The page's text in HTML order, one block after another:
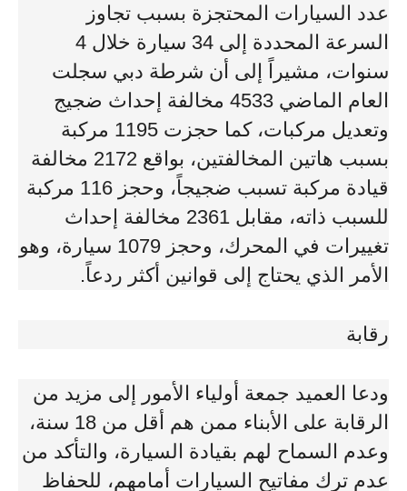
عدد السيارات المحتجزة بسبب تجاوز
السرعة المحددة إلى 34 سيارة خلال 4
سنوات، مشيراً إلى أن شرطة دبي سجلت
العام الماضي 4533 مخالفة إحداث ضجيج
وتعديل مركبات، كما حجزت 1195 مركبة
بسبب هاتين المخالفتين، بواقع 2172 مخالفة
قيادة مركبة تسبب ضجيجاً، وحجز 116 مركبة
للسبب ذاته، مقابل 2361 مخالفة إحداث
تغييرات في المحرك، وحجز 1079 سيارة، وهو
الأمر الذي يحتاج إلى قوانين أكثر ردعاً.
رقابة
ودعا العميد جمعة أولياء الأمور إلى مزيد من
الرقابة على الأبناء ممن هم أقل من 18 سنة،
وعدم السماح لهم بقيادة السيارة، والتأكد من
عدم ترك مفاتيح السيارات أمامهم، للحفاظ